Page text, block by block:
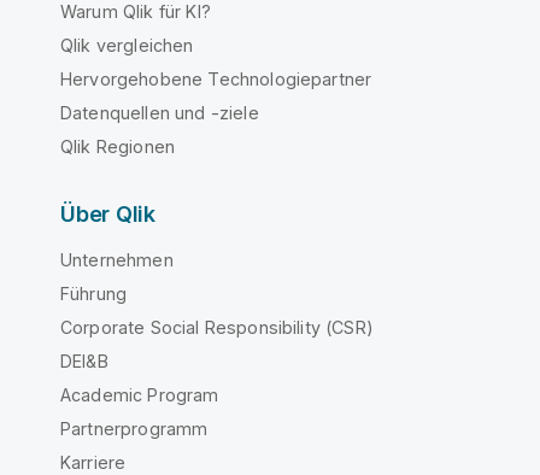
Warum Qlik für KI?
Qlik vergleichen
Hervorgehobene Technologiepartner
Datenquellen und -ziele
Qlik Regionen
Über Qlik
Unternehmen
Führung
Corporate Social Responsibility (CSR)
DEI&B
Academic Program
Partnerprogramm
Karriere